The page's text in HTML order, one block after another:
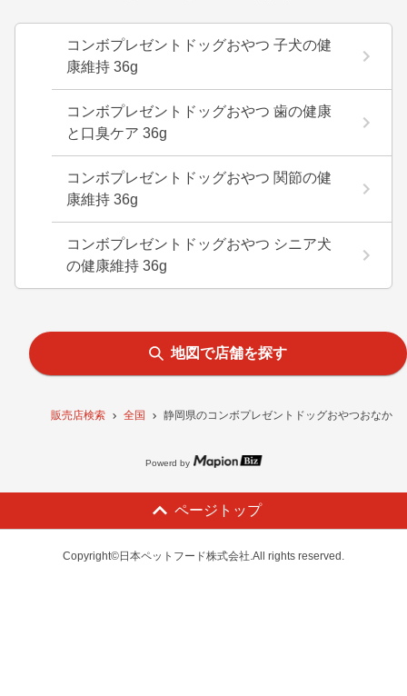
販売店検索 全国 静岡県のコンボプレゼントドッグおやつおなか
コンボプレゼントドッグおやつ 子犬の健
康維持 36g
コンボプレゼントドッグおやつ 歯の健康
と口臭ケア 36g
コンボプレゼントドッグおやつ 関節の健
康維持 36g
コンボプレゼントドッグおやつ シニア犬
の健康維持 36g
地図で店舗を探す
Powerd by
ページトップ
Copyright©日本ペットフード株式会社.All rights reserved.